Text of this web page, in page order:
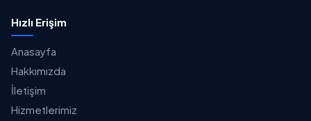
Hızlı Erişim
Anasayfa
Hakkımızda
İletişim
Hizmetlerimiz